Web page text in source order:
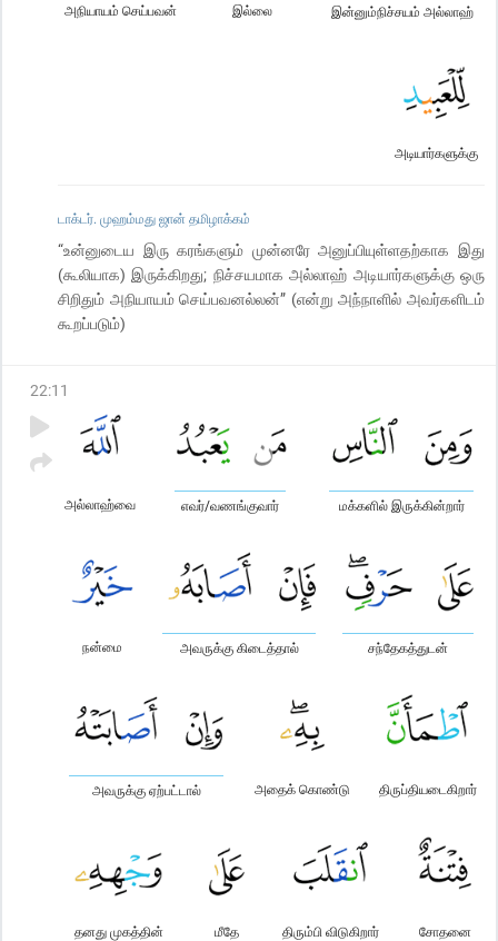
இன்னும்நிச்சயம் அல்லாஹ்
இல்லை
அநியாயம் செய்பவன்
அடியார்களுக்கு
டாக்டர். முஹம்மது ஜான் தமிழாக்கம்
“உன்னுடைய இரு கரங்களும் முன்னரே அனுப்பியுள்ளதற்காக இது
(கூலியாக) இருக்கிறது; நிச்சயமாக அல்லாஹ் அடியார்களுக்கு ஒரு
சிறிதும் அநியாயம் செய்பவனல்லன்” (என்று அந்நாளில் அவர்களிடம்
கூறப்படும்)
22:11
மக்களில் இருக்கின்றார்
எவர்/வணங்குவார்
அல்லாஹ்வை
சந்தேகத்துடன்
அவருக்கு கிடைத்தால்
நன்மை
திருப்தியடைகிறார்
அதைக் கொண்டு
அவருக்கு ஏற்பட்டால்
சோதனை
திரும்பி விடுகிறார்
மீதே
தனது முகத்தின்